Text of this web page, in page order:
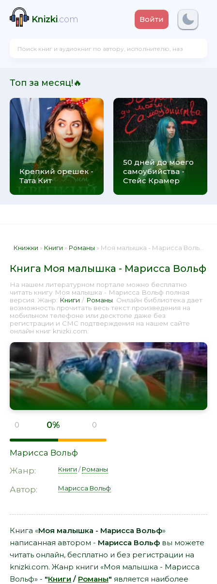
Knizki.com Войти
Топ за месяц!🔥
Крепкий орешек -
Тата Кит
50 дней до моего
самоубийства -
Стейс Крамер
Книжки » Книги » Романы » Моя малышка - Марисса Вольф 📕 - Книга онлайн бесплатно
Книга Моя малышка - Марисса Вольф
На нашем литературном портале можно бесплатно
читать книгу Моя малышка - Марисса Вольф полная
версия. Жанр: Книги / Романы . Онлайн библиотека дает
возможность прочитать весь текст произведения на
мобильном телефоне или десктопе даже без
регистрации и СМС подтверждения на нашем сайте
онлайн книг knizki.com.
0 0% 0
Марисса Вольф
Жанр:
Книги /Романы
Автор: Марисса Вольф
Книга «Моя малышка - Марисса Вольф»
написанная автором - Марисса Вольф вы можете
читать онлайн, бесплатно и без регистрации на
knizki.com. Жанр книги «Моя малышка - Марисса
Вольф» - "Книги / Романы" является наиболее